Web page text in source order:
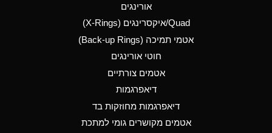
Aluminum Nitrate
(Aqueous)
Aluminum Phosphate
Ammonia Anhydrous
D
אורינגים
Quad/איקסרינגים (X-Rings)
אטמי תמיכה (Back-up Rings)
חוטי אורינגים
אטמים צורתיים
דיאפרגמות
דיאפרגמות מחוזקות בד
אטמים מקושרים גומי למתכת